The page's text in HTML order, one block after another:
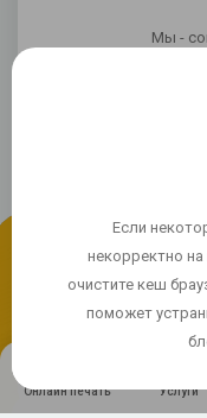
Онлайн печать Услуги
Мы -
рекламной
комплекс
Если
Мы
Продолжая
Если
некорректно
очистите кеш
поможет